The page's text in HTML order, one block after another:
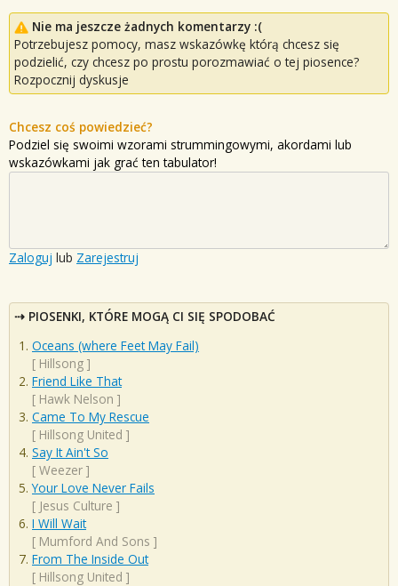
Nie ma jeszcze żadnych komentarzy :(
Potrzebujesz pomocy, masz wskazówkę którą chcesz się
podzielić, czy chcesz po prostu porozmawiać o tej piosence?
Rozpocznij dyskusje
Chcesz coś powiedzieć?
Podziel się swoimi wzorami strummingowymi, akordami lub
wskazówkami jak grać ten tabulator!
Zaloguj lub Zarejestruj
PIOSENKI, KTÓRE MOGĄ CI SIĘ SPODOBAĆ
Oceans (where Feet May Fail)
[ Hillsong ]
Friend Like That
[ Hawk Nelson ]
Came To My Rescue
[ Hillsong United ]
Say It Ain't So
[ Weezer ]
Your Love Never Fails
[ Jesus Culture ]
I Will Wait
[ Mumford And Sons ]
From The Inside Out
[ Hillsong United ]